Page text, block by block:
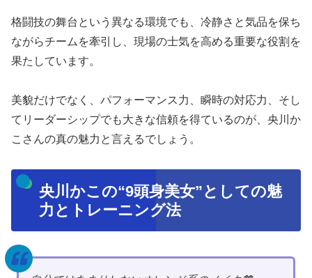
格闘技の舞台という異なる環境でも、冷静さと気品を保ち
ながらチームを牽引し、現場の士気を高める重要な役割を
果たしています。
美貌だけでなく、パフォーマンス力、瞬時の対応力、そし
てリーダーシップでも大きな信頼を得ているのが、央川か
こさんの真の魅力と言えるでしょう。
央川かこの“9頭身美女”としての魅
力とトレーニング法